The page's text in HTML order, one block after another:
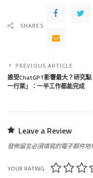
SHARES
PREVIOUS ARTICLE
誰受ChatGPT影響最大？研究
一行業」：一半工作都能完成
Leave a Review
發佈留言必須填寫的電子郵件地
YOUR RATING